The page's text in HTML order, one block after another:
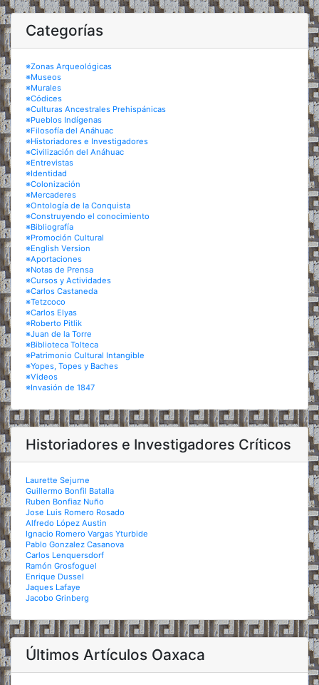
Categorías
※Zonas Arqueológicas
※Museos
※Murales
※Códices
※Culturas Ancestrales Prehispánicas
※Pueblos Indígenas
※Filosofía del Anáhuac
※Historiadores e Investigadores
※Civilización del Anáhuac
※Entrevistas
※Identidad
※Colonización
※Mercaderes
※Ontología de la Conquista
※Construyendo el conocimiento
※Bibliografía
※Promoción Cultural
※English Version
※Aportaciones
※Notas de Prensa
※Cursos y Actividades
※Carlos Castaneda
※Tetzcoco
※Carlos Elyas
※Roberto Pitlik
※Juan de la Torre
※Biblioteca Tolteca
※Patrimonio Cultural Intangible
※Yopes, Topes y Baches
※Videos
※Invasión de 1847
Historiadores e Investigadores Críticos
Laurette Sejurne
Guillermo Bonfil Batalla
Ruben Bonfiaz Nuño
Jose Luis Romero Rosado
Alfredo López Austin
Ignacio Romero Vargas Yturbide
Pablo Gonzalez Casanova
Carlos Lenquersdorf
Ramón Grosfoguel
Enrique Dussel
Jaques Lafaye
Jacobo Grinberg
Últimos Artículos Oaxaca